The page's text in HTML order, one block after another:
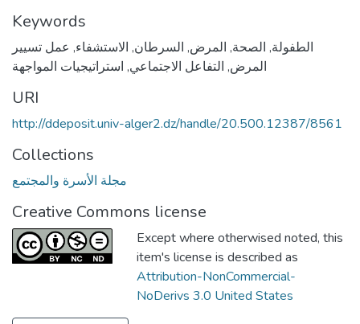
Keywords
الطفولة, الصحة, المرض, السرطان, الاستشفاء, عمل تسيير
المرض, التفاعل الاجتماعي, استراتيجيات المواجهة
URI
http://ddeposit.univ-alger2.dz/handle/20.500.12387/8561
Collections
مجلة الأسرة والمجتمع
Creative Commons license
Except where otherwised noted, this
item's license is described as
Attribution-NonCommercial-
NoDerivs 3.0 United States